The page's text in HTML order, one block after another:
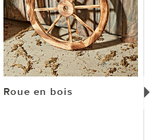
Roue en bois